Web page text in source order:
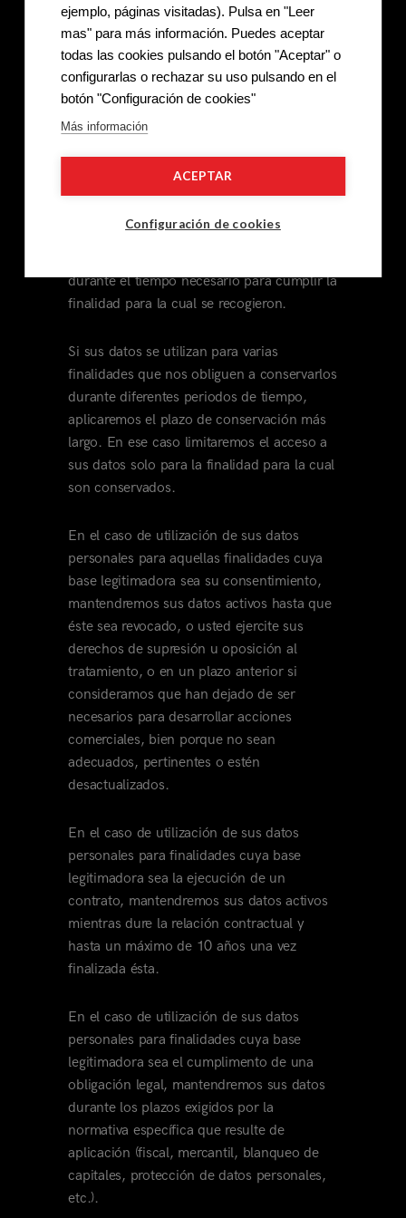
informático, gestoría, contabilidad,
auditoría, asesoría y representación legal.
Dichos encargados pueden estar ubicados
en Estados Unidos y adheridos a Privacy
Shield – Decisión (UE) 2016/1250 de la
Comisión, de 12 de julio de 2016.
6.- ¿Cuánto tiempo conservaremos
Sus datos personales serán conservados
durante el tiempo necesario para cumplir la
finalidad para la cual se recogieron.
Si sus datos se utilizan para varias
finalidades que nos obliguen a conservarlos
durante diferentes periodos de tiempo,
aplicaremos el plazo de conservación más
largo. En ese caso limitaremos el acceso a
sus datos solo para la finalidad para la cual
son conservados.
En el caso de utilización de sus datos
personales para aquellas finalidades cuya
base legitimadora sea su consentimiento,
mantendremos sus datos activos hasta que
éste sea revocado, o usted ejercite sus
derechos de supresión u oposición al
tratamiento, o en un plazo anterior si
consideramos que han dejado de ser
necesarios para desarrollar acciones
comerciales, bien porque no sean
adecuados, pertinentes o estén
desactualizados.
En el caso de utilización de sus datos
personales para finalidades cuya base
legitimadora sea la ejecución de un
contrato, mantendremos sus datos activos
mientras dure la relación contractual y
hasta un máximo de 10 años una vez
finalizada ésta.
En el caso de utilización de sus datos
personales para finalidades cuya base
legitimadora sea el cumplimento de una
obligación legal, mantendremos sus datos
durante los plazos exigidos por la
normativa específica que resulte de
aplicación (fiscal, mercantil, blanqueo de
capitales, protección de datos personales,
etc.).
ejemplo, páginas visitadas). Pulsa en "Leer
mas" para más información. Puedes aceptar
todas las cookies pulsando el botón "Aceptar" o
configurarlas o rechazar su uso pulsando en el
botón "Configuración de cookies"
Más información
ACEPTAR
Configuración de cookies